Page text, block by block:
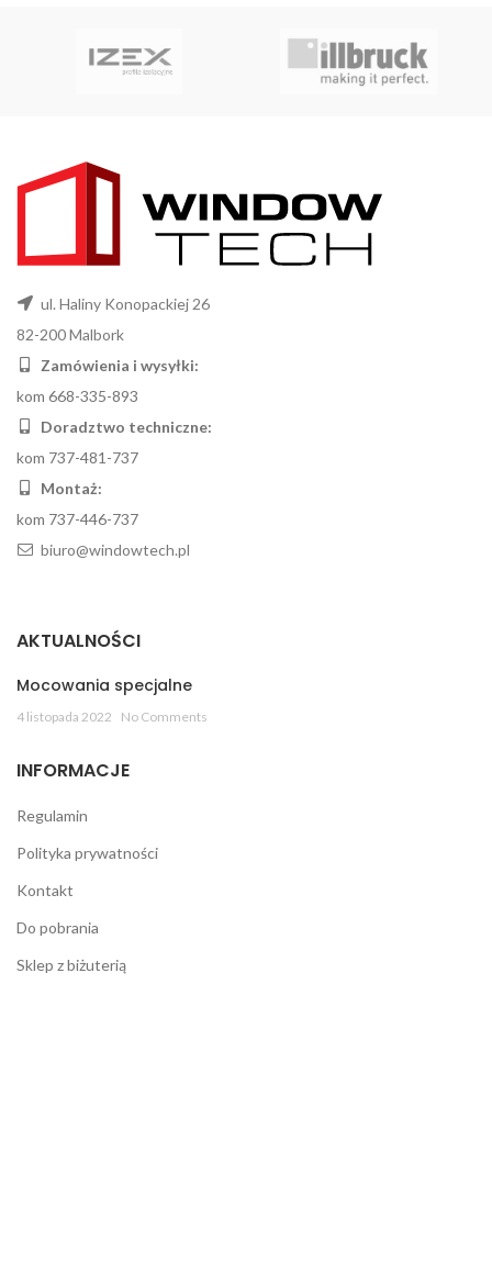
ul. Haliny Konopackiej 26
82-200 Malbork
Zamówienia i wysyłki:
kom 668-335-893
Doradztwo techniczne:
kom 737-481-737
Montaż:
kom 737-446-737
biuro@windowtech.pl
AKTUALNOŚCI
Mocowania specjalne
4 listopada 2022 No Comments
INFORMACJE
Regulamin
Polityka prywatności
Kontakt
Do pobrania
Sklep z biżuterią